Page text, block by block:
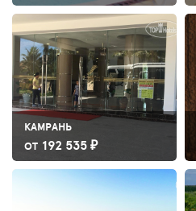
КАМРАНЬ
ОТ 192 535 ₽